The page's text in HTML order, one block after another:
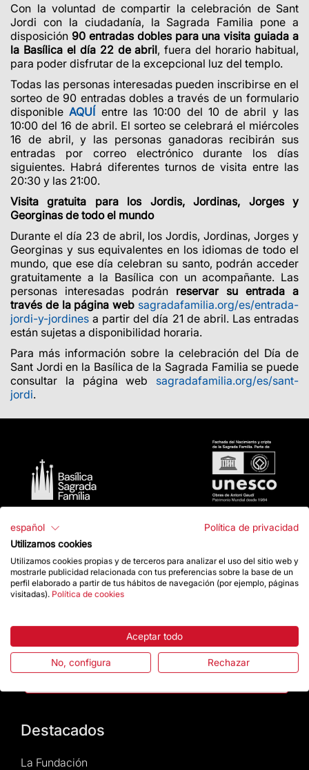
Con la voluntad de compartir la celebración de Sant
Jordi con la ciudadanía, la Sagrada Familia pone a
disposición 90 entradas dobles para una visita guiada a
la Basílica el día 22 de abril, fuera del horario habitual,
para poder disfrutar de la excepcional luz del templo.
Todas las personas interesadas pueden inscribirse en el
sorteo de 90 entradas dobles a través de un formulario
disponibleAQUÍ entre las 10:00 del 10 de abril y las
10:00 del 16 de abril. El sorteo se celebrará el miércoles
16 de abril, y las personas ganadoras recibirán sus
entradas por correo electrónico durante los días
siguientes. Habrá diferentes turnos de visita entre las
20:30 y las 21:00.
Visita gratuita para los Jordis, Jordinas, Jorges y
Georginas de todo el mundo
Durante el día 23 de abril, los Jordis, Jordinas, Jorges y
Georginas y sus equivalentes en los idiomas de todo el
mundo, que ese día celebran su santo, podrán acceder
gratuitamente a la Basílica con un acompañante. Las
personas interesadas podrán reservar su entrada a
través de la página web sagradafamilia.org/es/entrada-
jordi-y-jordines a partir del día 21 de abril. Las entradas
están sujetas a disponibilidad horaria.
Para más información sobre la celebración del Día de
Sant Jordi en la Basílica de la Sagrada Familia se puede
consultar la página web sagradafamilia.org/es/sant-
jordi.
Contacto
Da un impulso
Destacados
La Fundación
español
Política de privacidad
Utilizamos cookies
Utilizamos cookies propias y de terceros para analizar el uso del sitio web y
mostrarle publicidad relacionada con tus preferencias sobre la base de un
perfil elaborado a partir de tus hábitos de navegación (por ejemplo, páginas
visitadas). Política de cookies
Aceptar todo
No, configura Rechazar